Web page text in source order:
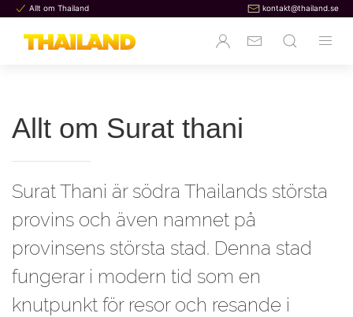
Allt om Thailand kontakt@thailand.se
Allt om Surat thani
Surat Thani är södra Thailands största
provins och även namnet på
provinsens största stad. Denna stad
fungerar i modern tid som en
knutpunkt för resor och resande i